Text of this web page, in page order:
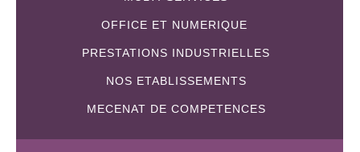
OFFICE ET NUMERIQUE
PRESTATIONS INDUSTRIELLES
NOS ETABLISSEMENTS
MECENAT DE COMPETENCES